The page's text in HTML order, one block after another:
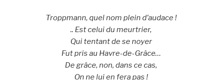
Troppmann, quel nom plein d’audace !
.. Est celui du meurtrier,
Qui tentant de se noyer
Fut pris au Havre-de-Grâce…
De grâce, non, dans ce cas,
On ne lui en fera pas !